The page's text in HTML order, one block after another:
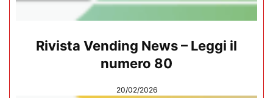
Rivista Vending News – Leggi il
numero 80
20/02/2026